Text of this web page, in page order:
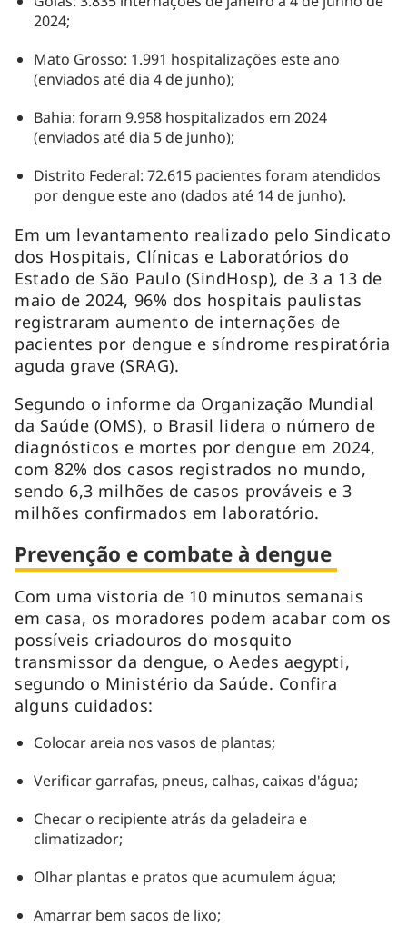
2024;
Mato Grosso: 1.991 hospitalizações este ano
(enviados até dia 4 de junho);
Bahia: foram 9.958 hospitalizados em 2024
(enviados até dia 5 de junho);
Distrito Federal: 72.615 pacientes foram atendidos
por dengue este ano (dados até 14 de junho).
Em um levantamento realizado pelo Sindicato
dos Hospitais, Clínicas e Laboratórios do
Estado de São Paulo (SindHosp), de 3 a 13 de
maio de 2024, 96% dos hospitais paulistas
registraram aumento de internações de
pacientes por dengue e síndrome respiratória
aguda grave (SRAG).
Segundo o informe da Organização Mundial
da Saúde (OMS), o Brasil lidera o número de
diagnósticos e mortes por dengue em 2024,
com 82% dos casos registrados no mundo,
sendo 6,3 milhões de casos prováveis e 3
milhões confirmados em laboratório.
Prevenção e combate à dengue
Com uma vistoria de 10 minutos semanais
em casa, os moradores podem acabar com os
possíveis criadouros do mosquito
transmissor da dengue, o Aedes aegypti,
segundo o Ministério da Saúde. Confira
alguns cuidados:
Colocar areia nos vasos de plantas;
Verificar garrafas, pneus, calhas, caixas d'água;
Checar o recipiente atrás da geladeira e
climatizador;
Olhar plantas e pratos que acumulem água;
Amarrar bem sacos de lixo;